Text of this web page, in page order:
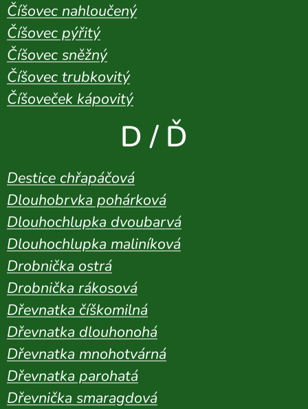
Číšovec nahloučený
Číšovec pýřitý
Číšovec sněžný
Číšovec trubkovitý
Číšoveček kápovitý
D / Ď
Destice chřapáčová
Dlouhobrvka pohárková
Dlouhochlupka dvoubarvá
Dlouhochlupka maliníková
Drobnička ostrá
Drobnička rákosová
Dřevnatka číškomilná
Dřevnatka dlouhonohá
Dřevnatka mnohotvárná
Dřevnatka parohatá
Dřevnička smaragdová